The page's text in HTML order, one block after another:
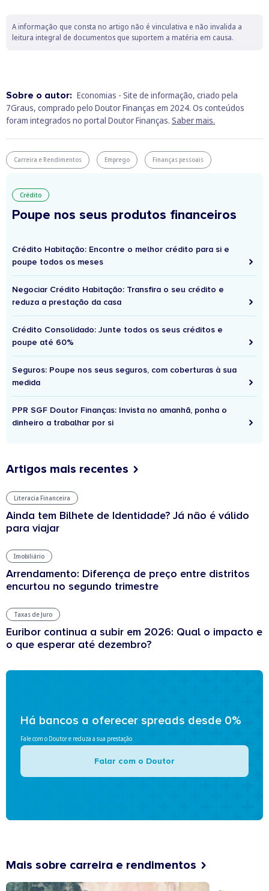
A informação que consta no artigo não é vinculativa e não invalida a
leitura integral de documentos que suportem a matéria em causa.
Sobre o autor: Economias - Site de informação, criado pela
7Graus, comprado pelo Doutor Finanças em 2024. Os conteúdos
foram integrados no portal Doutor Finanças. Saber mais.
Carreira e Rendimentos Emprego Finanças pessoais
Crédito
Poupe nos seus produtos financeiros
Crédito Habitação: Encontre o melhor crédito para si e
poupe todos os meses
Negociar Crédito Habitação: Transfira o seu crédito e
reduza a prestação da casa
Crédito Consolidado: Junte todos os seus créditos e
poupe até 60%
Seguros: Poupe nos seus seguros, com coberturas à sua
medida
PPR SGF Doutor Finanças: Invista no amanhã, ponha o
dinheiro a trabalhar por si
Artigos mais recentes
Literacia Financeira
Ainda tem Bilhete de Identidade? Já não é válido
para viajar
Imobiliário
Arrendamento: Diferença de preço entre distritos
encurtou no segundo trimestre
Taxas de Juro
Euribor continua a subir em 2026: Qual o impacto e
o que esperar até dezembro?
Há bancos a oferecer spreads desde 0%
Fale com o Doutor e reduza a sua prestação
Falar com o Doutor
Mais sobre carreira e rendimentos